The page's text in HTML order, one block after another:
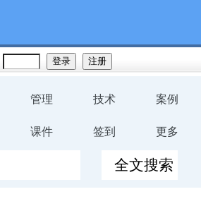
管理 技术 案例
课件 签到 更多